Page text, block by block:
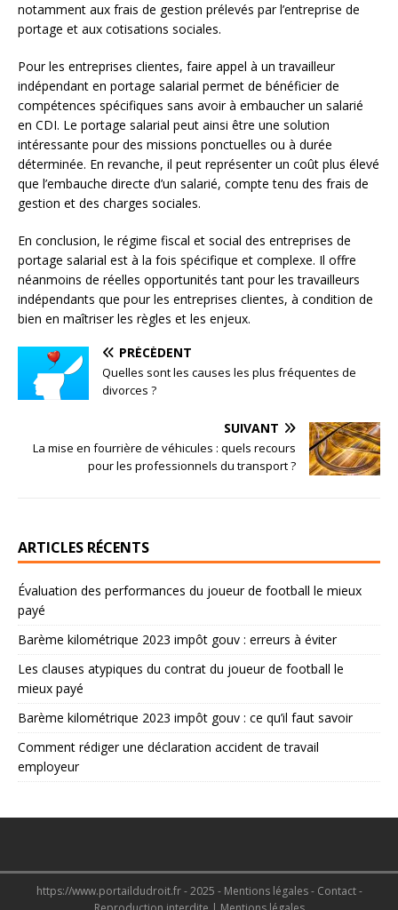
notamment aux frais de gestion prélevés par l’entreprise de
portage et aux cotisations sociales.
Pour les entreprises clientes, faire appel à un travailleur
indépendant en portage salarial permet de bénéficier de
compétences spécifiques sans avoir à embaucher un salarié
en CDI. Le portage salarial peut ainsi être une solution
intéressante pour des missions ponctuelles ou à durée
déterminée. En revanche, il peut représenter un coût plus élevé
que l’embauche directe d’un salarié, compte tenu des frais de
gestion et des charges sociales.
En conclusion, le régime fiscal et social des entreprises de
portage salarial est à la fois spécifique et complexe. Il offre
néanmoins de réelles opportunités tant pour les travailleurs
indépendants que pour les entreprises clientes, à condition de
bien en maîtriser les règles et les enjeux.
PRÉCÉDENT
Quelles sont les causes les plus fréquentes de
divorces ?
SUIVANT
La mise en fourrière de véhicules : quels recours
pour les professionnels du transport ?
ARTICLES RÉCENTS
Évaluation des performances du joueur de football le mieux
payé
Barème kilométrique 2023 impôt gouv : erreurs à éviter
Les clauses atypiques du contrat du joueur de football le
mieux payé
Barème kilométrique 2023 impôt gouv : ce qu’il faut savoir
Comment rédiger une déclaration accident de travail
employeur
https://www.portaildudroit.fr - 2025 - Mentions légales - Contact -